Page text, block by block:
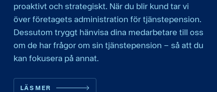
proaktivt och strategiskt. När du blir kund tar vi
över företagets administration för tjänstepension.
Dessutom tryggt hänvisa dina medarbetare till oss
om de har frågor om sin tjänstepension – så att du
kan fokusera på annat.
LÄS MER